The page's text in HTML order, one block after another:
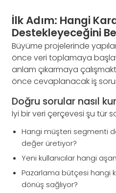
İlk Adım: Hangi
Destekleyeceğini
Büyüme projelerinde
önce veri toplamaya
anlam çıkarmaya
önce cevaplanacak iş
Doğru sorular nasıl
İyi bir veri çerçevesi şu tür
Hangi müşteri segmenti
değer üretiyor?
Yeni kullanıcılar hangi
Pazarlama bütçesi hangi
dönüş sağlıyor?